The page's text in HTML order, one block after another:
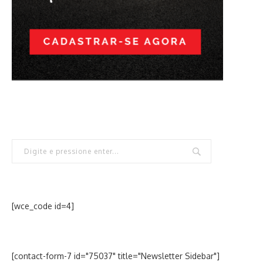
[wce_code id=4]
[contact-form-7 id="75037" title="Newsletter Sidebar"]